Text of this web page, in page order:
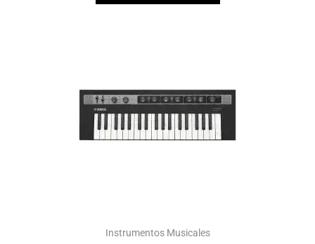
Instrumentos Musicales